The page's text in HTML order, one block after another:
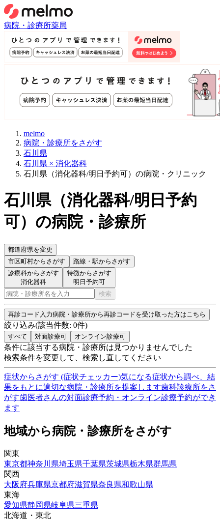
病院・診療所薬局
melmo
病院・診療所をさがす
石川県
石川県 × 消化器科
石川県（消化器科/明日予約可）の病院・クリニック
石川県（消化器科/明日予約
可） の病院・診療所
都道府県を変更
市区町村からさがす 路線・駅からさがす
診療科からさがす
消化器科
特徴からさがす
明日予約可
検索
再診コード入力病院・診療所から再診コードを受け取った方はこちら
絞り込み(該当件数: 0件)
すべて 対面診療可 オンライン診療可
条件に該当する病院・診療所は見つかりませんでした
検索条件を変更して、検索し直してください
症状からさがす (症状チェッカー)気になる症状から調べ、結
果をもとに適切な病院・診療所を提案します歯科診療所をさ
がす歯医者さんの対面診療予約・オンライン診療予約ができ
ます
地域から病院・診療所をさがす
関東
東京都神奈川県埼玉県千葉県茨城県栃木県群馬県
関西
大阪府兵庫県京都府滋賀県奈良県和歌山県
東海
愛知県静岡県岐阜県三重県
北海道・東北